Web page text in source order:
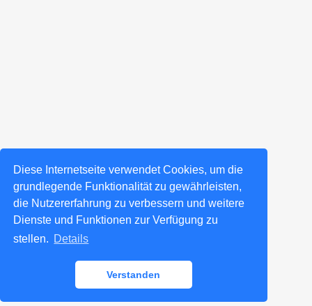
Diese Internetseite verwendet Cookies, um die
grundlegende Funktionalität zu gewährleisten,
die Nutzererfahrung zu verbessern und weitere
Dienste und Funktionen zur Verfügung zu
stellen. Details
Verstanden